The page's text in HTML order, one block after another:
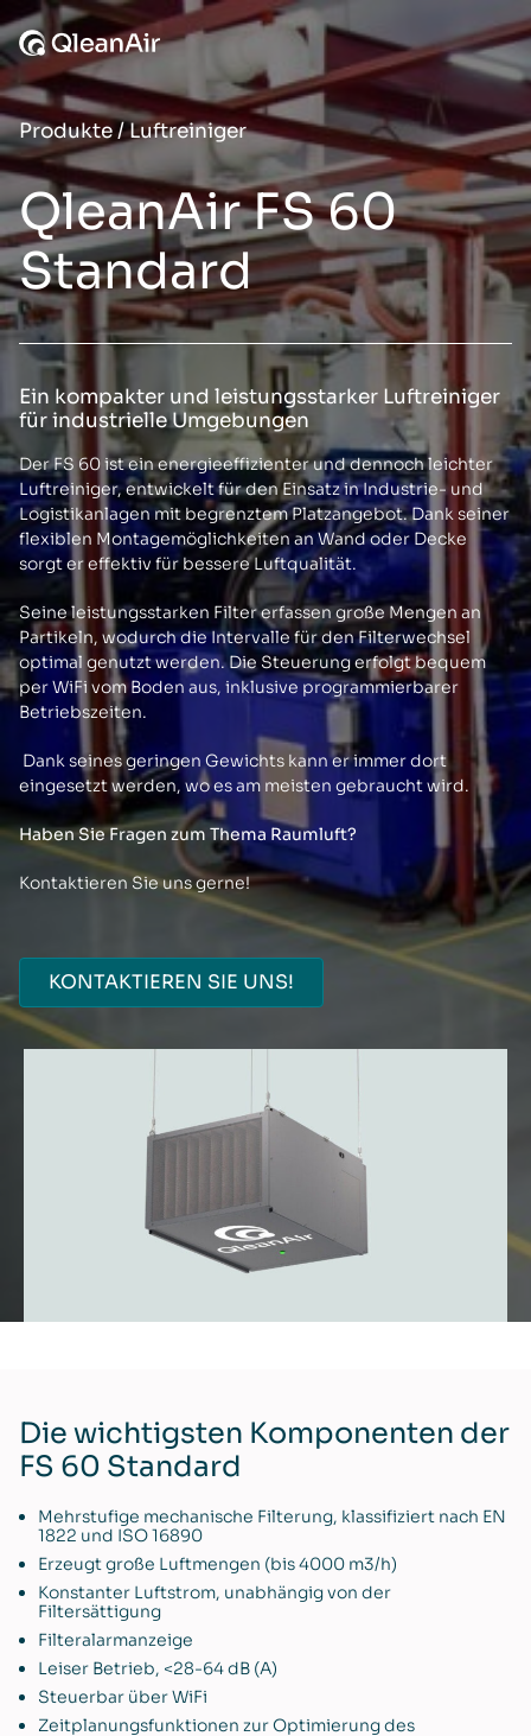
Zum Inhalt springen
Produkte/Luftreiniger
QleanAir FS 60
Standard
Ein kompakter und leistungsstarker Luftreiniger
für industrielle Umgebungen
Der FS 60 ist ein energieeffizienter und dennoch leichter
Luftreiniger, entwickelt für den Einsatz in Industrie- und
Logistikanlagen mit begrenztem Platzangebot. Dank seiner
flexiblen Montagemöglichkeiten an Wand oder Decke
sorgt er effektiv für bessere Luftqualität.
Seine leistungsstarken Filter erfassen große Mengen an
Partikeln, wodurch die Intervalle für den Filterwechsel
optimal genutzt werden. Die Steuerung erfolgt bequem
per WiFi vom Boden aus, inklusive programmierbarer
Betriebszeiten.
Dank seines geringen Gewichts kann er immer dort
eingesetzt werden, wo es am meisten gebraucht wird.
Haben Sie Fragen zum Thema Raumluft?
Kontaktieren Sie uns gerne!
KONTAKTIEREN SIE UNS!
Die wichtigsten Komponenten der
FS 60 Standard
Mehrstufige mechanische Filterung, klassifiziert nach EN
1822 und ISO 16890
Erzeugt große Luftmengen (bis 4000 m3/h)
Konstanter Luftstrom, unabhängig von der
Filtersättigung
Filteralarmanzeige
Leiser Betrieb, <28-64 dB (A)
Steuerbar über WiFi
Zeitplanungsfunktionen zur Optimierung des